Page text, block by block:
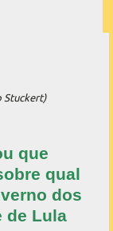
Stuckert)
que
qual
dos
de Lula